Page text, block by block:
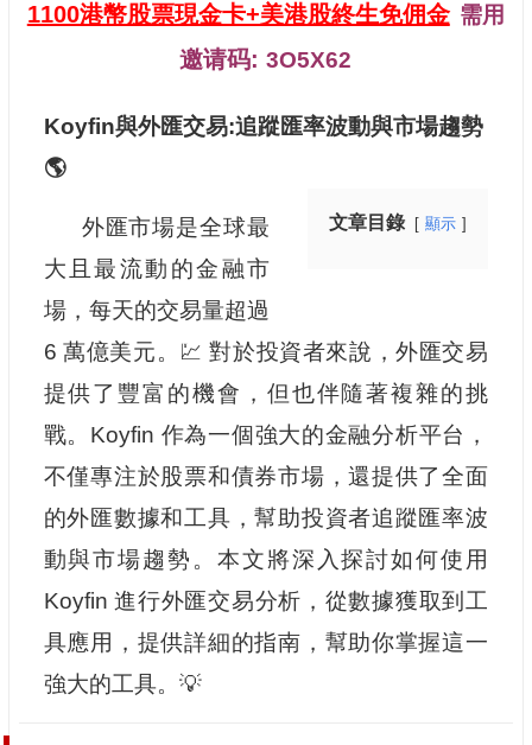
1100港幣股票現金卡+美港股終生免佣金 需用
邀请码:3O5X62
Koyfin與外匯交易:追蹤匯率波動與市場趨勢
🌎
文章目錄 顯示
外匯市場是全球最
大且最流動的金融市
場，每天的交易量超過
6 萬億美元。💹 對於投資者來說，外匯交易
提供了豐富的機會，但也伴隨著複雜的挑
戰。Koyfin 作為一個強大的金融分析平台，
不僅專注於股票和債券市場，還提供了全面
的外匯數據和工具，幫助投資者追蹤匯率波
動與市場趨勢。本文將深入探討如何使用
Koyfin 進行外匯交易分析，從數據獲取到工
具應用，提供詳細的指南，幫助你掌握這一
強大的工具。💡